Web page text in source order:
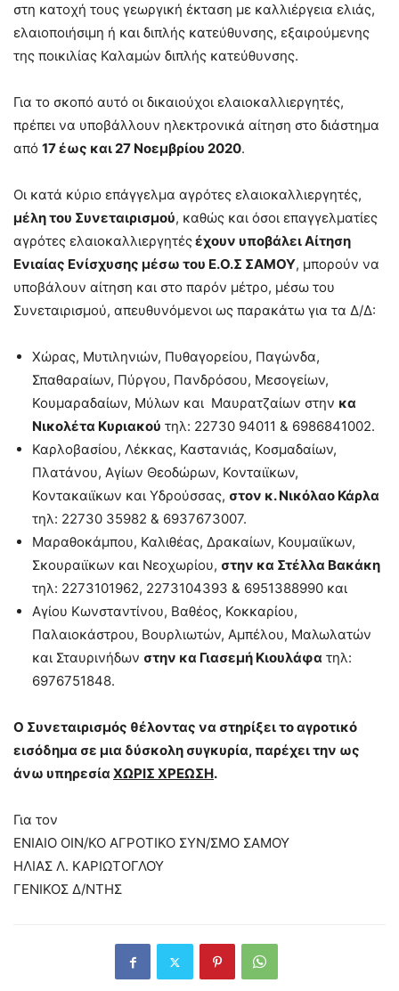
στη κατοχή τους γεωργική έκταση με καλλιέργεια ελιάς,
ελαιοποιήσιμη ή και διπλής κατεύθυνσης, εξαιρούμενης
της ποικιλίας Καλαμών διπλής κατεύθυνσης.
Για το σκοπό αυτό οι δικαιούχοι ελαιοκαλλιεργητές,
πρέπει να υποβάλλουν ηλεκτρονικά αίτηση στο διάστημα
από 17 έως και 27 Νοεμβρίου 2020.
Οι κατά κύριο επάγγελμα αγρότες ελαιοκαλλιεργητές,
μέλη του Συνεταιρισμού, καθώς και όσοι επαγγελματίες
αγρότες ελαιοκαλλιεργητέςέχουν υποβάλει Αίτηση
Ενιαίας Ενίσχυσης μέσω του Ε.Ο.Σ ΣΑΜΟΥ, μπορούν να
υποβάλουν αίτηση και στο παρόν μέτρο, μέσω του
Συνεταιρισμού, απευθυνόμενοι ως παρακάτω για τα Δ/Δ:
Χώρας, Μυτιληνιών, Πυθαγορείου, Παγώνδα,
Σπαθαραίων, Πύργου, Πανδρόσου, Μεσογείων,
Κουμαραδαίων, Μύλων και Μαυρατζαίων στην κα
Νικολέτα Κυριακού τηλ: 22730 94011 & 6986841002.
Καρλοβασίου, Λέκκας, Καστανιάς, Κοσμαδαίων,
Πλατάνου, Αγίων Θεοδώρων, Κονταιϊκων,
Κοντακαιϊκων και Υδρούσσας, στον κ. Νικόλαο Κάρλα
τηλ: 22730 35982 & 6937673007.
Μαραθοκάμπου, Καλιθέας, Δρακαίων, Κουμαιϊκων,
Σκουραιϊκων και Νεοχωρίου, στην κα Στέλλα Βακάκη
τηλ: 2273101962, 2273104393 & 6951388990 και
Αγίου Κωνσταντίνου, Βαθέος, Κοκκαρίου,
Παλαιοκάστρου, Βουρλιωτών, Αμπέλου, Μαλωλατών
και Σταυρινήδων στην κα Γιασεμή Κιουλάφα τηλ:
6976751848.
Ο Συνεταιρισμός θέλοντας να στηρίξει το αγροτικό
εισόδημα σε μια δύσκολη συγκυρία, παρέχει την ως
άνω υπηρεσία ΧΩΡΙΣ ΧΡΕΩΣΗ.
Για τον
ΕΝΙΑΙΟ ΟΙΝ/ΚΟ ΑΓΡΟΤΙΚΟ ΣΥΝ/ΣΜΟ ΣΑΜΟΥ
ΗΛΙΑΣ Λ. ΚΑΡΙΩΤΟΓΛΟΥ
ΓΕΝΙΚΟΣ Δ/ΝΤΗΣ